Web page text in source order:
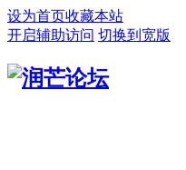
设为首页收藏本站
开启辅助访问 切换到宽版